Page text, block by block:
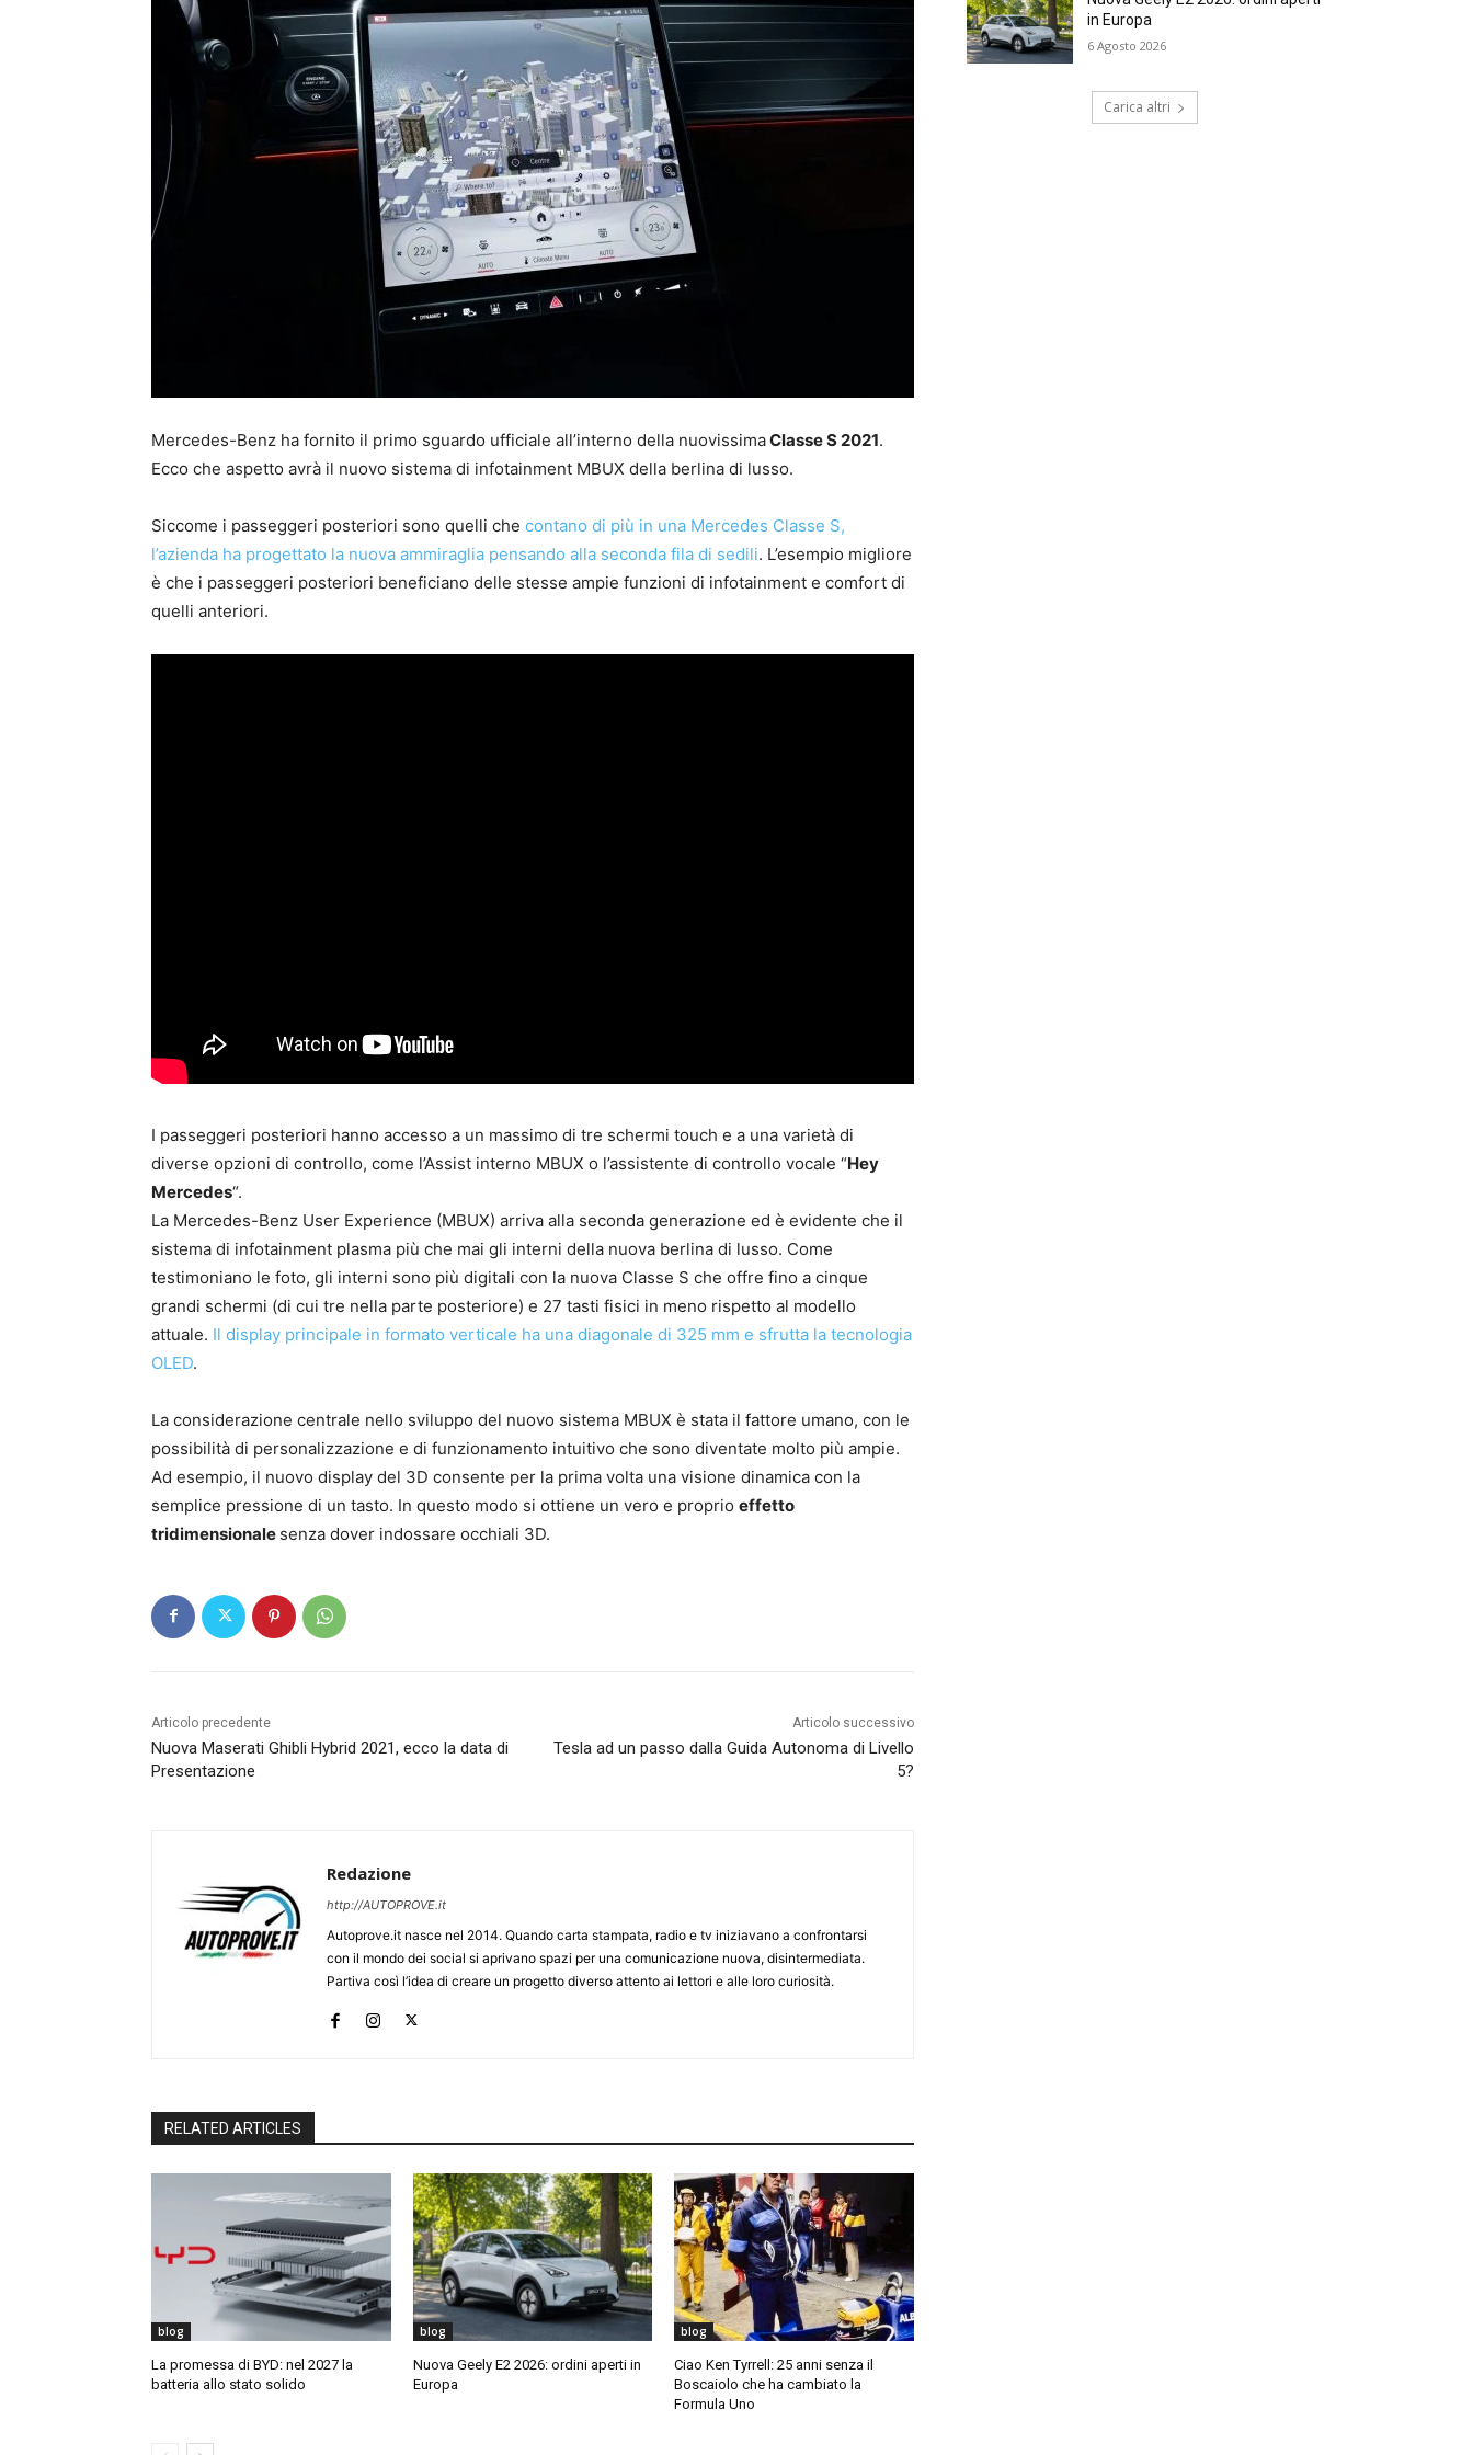
Mercedes-Benz ha fornito il primo sguardo ufficiale all’interno della nuovissimaClasse S 2021.
Ecco che aspetto avrà il nuovo sistema di infotainment MBUX della berlina di lusso.
Siccome i passeggeri posteriori sono quelli che contano di più in una Mercedes Classe S,
l’azienda ha progettato la nuova ammiraglia pensando alla seconda fila di sedili. L’esempio migliore
è che i passeggeri posteriori beneficiano delle stesse ampie funzioni di infotainment e comfort di
quelli anteriori.
I passeggeri posteriori hanno accesso a un massimo di tre schermi touch e a una varietà di
diverse opzioni di controllo, come l’Assist interno MBUX o l’assistente di controllo vocale “Hey
Mercedes“.
La Mercedes-Benz User Experience (MBUX) arriva alla seconda generazione ed è evidente che il
sistema di infotainment plasma più che mai gli interni della nuova berlina di lusso. Come
testimoniano le foto, gli interni sono più digitali con la nuova Classe S che offre fino a cinque
grandi schermi (di cui tre nella parte posteriore) e 27 tasti fisici in meno rispetto al modello
attuale. Il display principale in formato verticale ha una diagonale di 325 mm e sfrutta la tecnologia
OLED.
La considerazione centrale nello sviluppo del nuovo sistema MBUX è stata il fattore umano, con le
possibilità di personalizzazione e di funzionamento intuitivo che sono diventate molto più ampie.
Ad esempio, il nuovo display del 3D consente per la prima volta una visione dinamica con la
semplice pressione di un tasto. In questo modo si ottiene un vero e proprio effetto
tridimensionale senza dover indossare occhiali 3D.
Articolo precedente
Nuova Maserati Ghibli Hybrid 2021, ecco la data di
Presentazione
Articolo successivo
Tesla ad un passo dalla Guida Autonoma di Livello
5?
Redazione
http://AUTOPROVE.it
Autoprove.it nasce nel 2014. Quando carta stampata, radio e tv iniziavano a confrontarsi
con il mondo dei social si aprivano spazi per una comunicazione nuova, disintermediata.
Partiva così l’idea di creare un progetto diverso attento ai lettori e alle loro curiosità.
RELATED ARTICLES
blog
La promessa di BYD: nel 2027 la
batteria allo stato solido
blog
Nuova Geely E2 2026: ordini aperti in
Europa
blog
Ciao Ken Tyrrell: 25 anni senza il
Boscaiolo che ha cambiato la
Formula Uno
in Europa
6 Agosto 2026
Carica altri